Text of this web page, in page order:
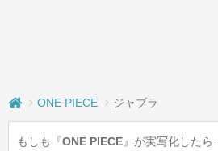
ONE PIECE ジャブラ
もしも『ONE PIECE 』が実写化したら...